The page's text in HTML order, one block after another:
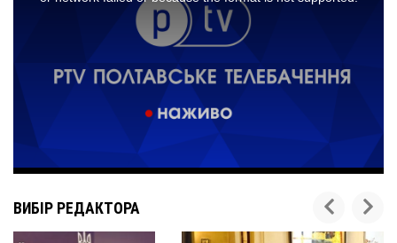
ВИБІР РЕДАКТОРА